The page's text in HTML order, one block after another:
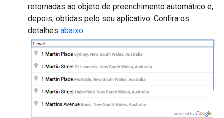
retornadas ao objeto de preenchimento automático e,
depois, obtidas pelo seu aplicativo. Confira os
detalhes abaixo.